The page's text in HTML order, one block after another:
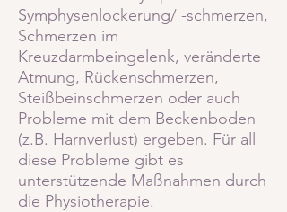
Symphysenlockerung/ -schmerzen,
Schmerzen im
Kreuzdarmbeingelenk, veränderte
Atmung, Rückenschmerzen,
Steißbeinschmerzen oder auch
Probleme mit dem Beckenboden
(z.B. Harnverlust) ergeben. Für all
diese Probleme gibt es
unterstützende Maßnahmen durch
die Physiotherapie.